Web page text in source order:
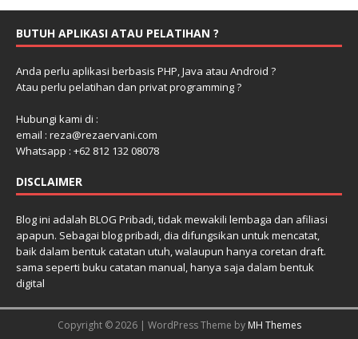
BUTUH APLIKASI ATAU PELATIHAN ?
Anda perlu aplikasi berbasis PHP, Java atau Android ?
Atau perlu pelatihan dan privat programming ?
Hubungi kami di :
email : reza@rezaervani.com
Whatsapp : +62 812 132 08078
DISCLAIMER
Blog ini adalah BLOG Pribadi, tidak mewakili lembaga dan afiliasi
apapun. Sebagai blog pribadi, dia difungsikan untuk mencatat,
baik dalam bentuk catatan utuh, walaupun hanya coretan draft.
sama seperti buku catatan manual, hanya saja dalam bentuk
digital
Copyright © 2026 | WordPress Theme by MH Themes